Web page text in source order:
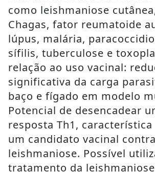
como leishmaniose
Chagas, fator reumatoide
lúpus, malária,
sífilis, tuberculose e
relação ao uso vacinal:
significativa da carga
baço e fígado em modelo
Potencial de desencadear
resposta Th1, característica
um candidato vacinal
leishmaniose. Possível
tratamento da